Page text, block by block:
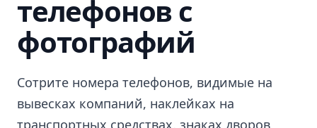
телефонов с
фотографий
Сотрите номера телефонов, видимые на
вывесках компаний, наклейках на
транспортных средствах, знаках дворов